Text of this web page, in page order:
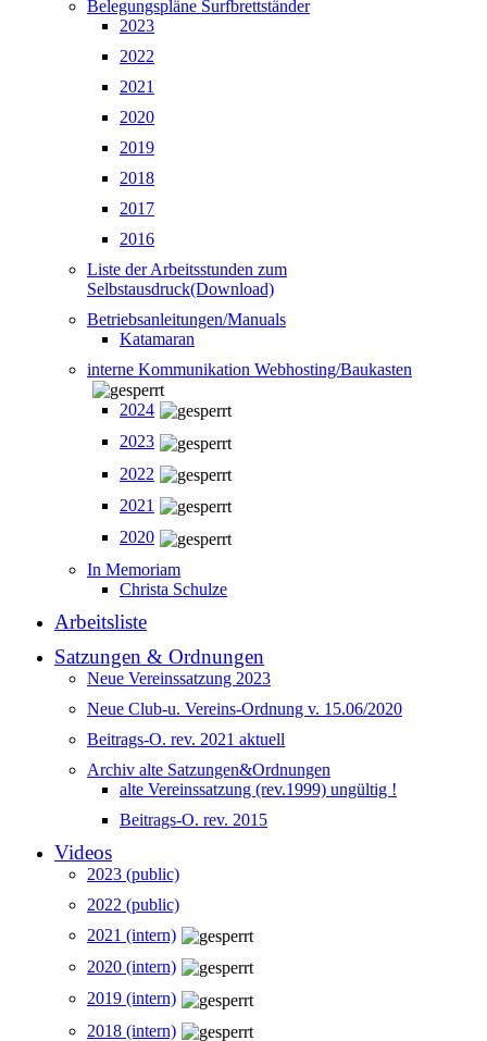
Belegungspläne Surfbrettständer
2023
2022
2021
2020
2019
2018
2017
2016
Liste der Arbeitsstunden zum
Selbstausdruck(Download)
Betriebsanleitungen/Manuals
Katamaran
interne Kommunikation Webhosting/Baukasten
2024
2023
2022
2021
2020
In Memoriam
Christa Schulze
Arbeitsliste
Satzungen & Ordnungen
Neue Vereinssatzung 2023
Neue Club-u. Vereins-Ordnung v. 15.06/2020
Beitrags-O. rev. 2021 aktuell
Archiv alte Satzungen&Ordnungen
alte Vereinssatzung (rev.1999) ungültig !
Beitrags-O. rev. 2015
Videos
2023 (public)
2022 (public)
2021 (intern)
2020 (intern)
2019 (intern)
2018 (intern)